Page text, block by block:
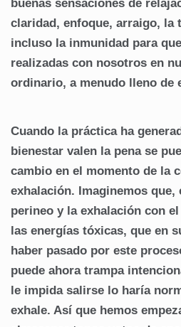
buenas sensaciones de
claridad, enfoque, arraigo, la
incluso la inmunidad para
realizadas con nosotros en
ordinario, a menudo lleno de
Cuando la práctica ha
bienestar valen la pena se
cambio en el momento de la
exhalación. Imaginemos
perineo y la exhalación con
las energías tóxicas, que en
haber pasado por este
puede ahora trampa
le impida salirse lo haría
exhale. Así que hemos